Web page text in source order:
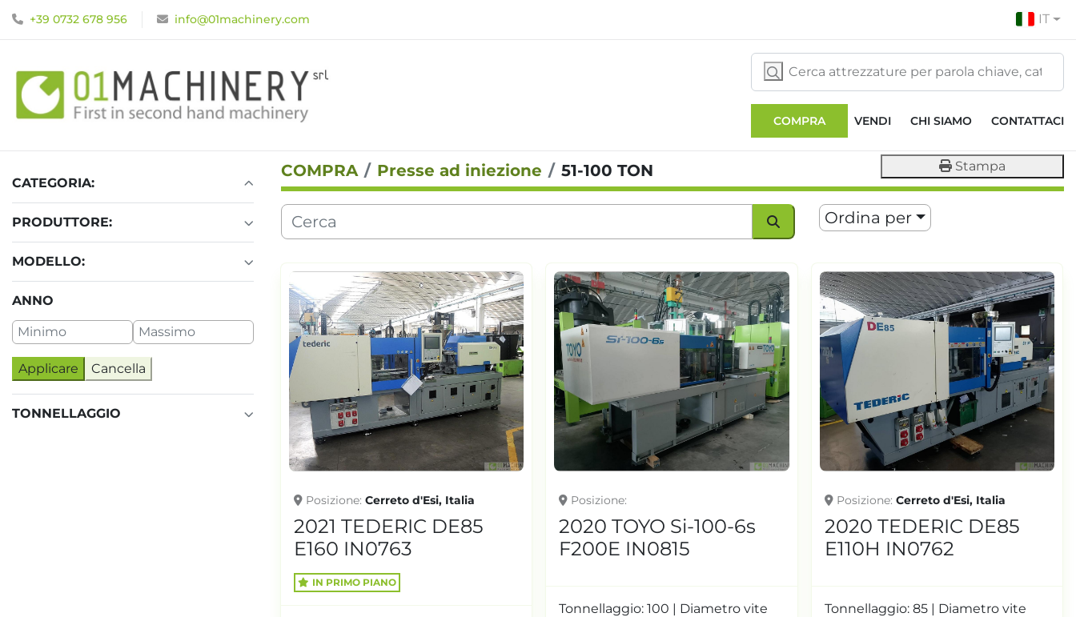
+39 0732 678 956 info@01machinery.com IT
COMPRA VENDI CHI SIAMO CONTATTACI
CATEGORIA:
PRODUTTORE:
MODELLO:
ANNO
Applicare Cancella
TONNELLAGGIO
COMPRA Presse ad iniezione 51-100 TON Stampa
Ordina per
Posizione Cerreto d'Esi, Italia
2021 TEDERIC DE85
E160 IN0763
IN PRIMO PIANO
Posizione
2020 TOYO Si-100-6s
F200E IN0815
Tonnellaggio: 100 | Diametro vite
Posizione Cerreto d'Esi, Italia
2020 TEDERIC DE85
E110H IN0762
Tonnellaggio: 85 | Diametro vite